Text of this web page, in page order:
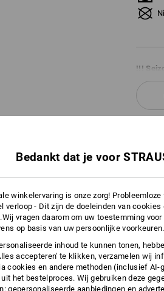
!!!
Bedankt dat je voor
winkelervaring is onze zorg!
verloop - Dit zijn de doeleinden van
vragen daarom om uw toestemming
op basis van uw persoonlijke voorkeuren.
inhoud te kunnen tonen,
accepteren' te klikken, verzamelen wij
cookies en andere methoden (inclusief AI-
het bestelproces. Wij gebruiken deze
gepersonaliseerde aanbiedingen en